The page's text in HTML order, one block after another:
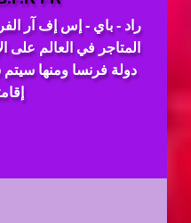
راد - باي - إس إف آر
المتاجر في العالم على
دولة فرنسا ومنها